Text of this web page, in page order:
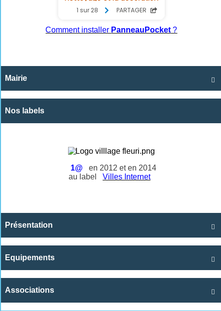
Comment installer PanneauPocket ?

Mairie
Nos labels
1@
en 2012 et en 2014
au label
Villes Internet

Présentation

Equipements

Associations